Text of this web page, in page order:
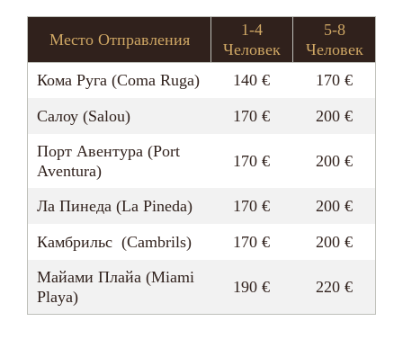
Место Отправления
1-4
Человек
5-8
Человек
Кома Руга (Coma Ruga)
140 €
170 €
Салоу (Salou)
170 €
200 €
Порт Авентура (Port
Aventura)
170 € 200 €
Ла Пинеда (La Pineda) 170 €
200 €
Камбрильс (Cambrils)
170 €
200 €
Майами Плайа (Miami
Playa)
190 € 220 €